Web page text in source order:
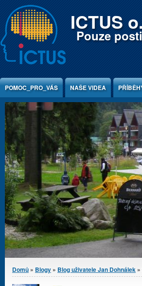
Jump to Content ICTUS
Pouze
POMOC_PRO_VÁS NAŠE VIDEA
Jste zde
Domů » Blogy » Blog uživatele Jan Dohnálek